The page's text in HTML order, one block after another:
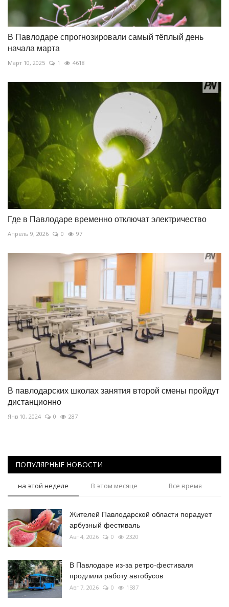
В Павлодаре спрогнозировали самый тёплый день
начала марта
Март 10, 2025 1 4618
Где в Павлодаре временно отключат электричество
Апрель 9, 2026 0 97
В павлодарских школах занятия второй смены пройдут
дистанционно
Янв 10, 2024 0 287
ПОПУЛЯРНЫЕ НОВОСТИ
на этой неделе В этом месяце Все время
Жителей Павлодарской области порадует
арбузный фестиваль
Авг 4, 2026 0 2320
В Павлодаре из-за ретро-фестиваля
продлили работу автобусов
Авг 7, 2026 0 1587